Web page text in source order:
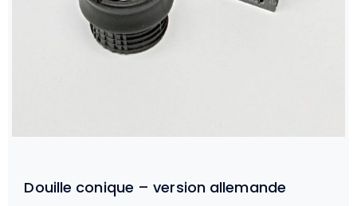
Douille conique – version allemande